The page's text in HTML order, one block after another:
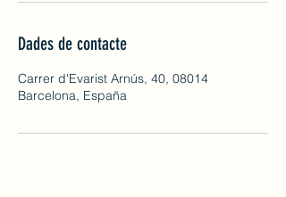
Dades de contacte
Carrer d'Evarist Arnús, 40, 08014
Barcelona, España